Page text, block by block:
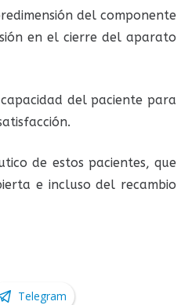
del componente
en el cierre del aparato
del paciente para
de estos pacientes, que
e incluso del recambio
Telegram